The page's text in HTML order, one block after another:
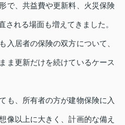
で、共益費や更新料、火災保険
される場面も増えてきました。
入居者の保険の双方について、
ま更新だけを続けているケース
も、所有者の方が建物保険に入
像以上に大きく、計画的な備え